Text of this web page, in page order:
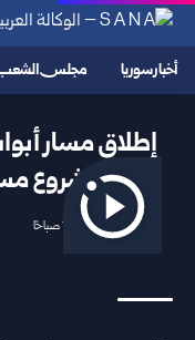
أخبار سوريا مجلس
إطلاق مسار
مشروع
2026/06/11 11:31 صباحًا